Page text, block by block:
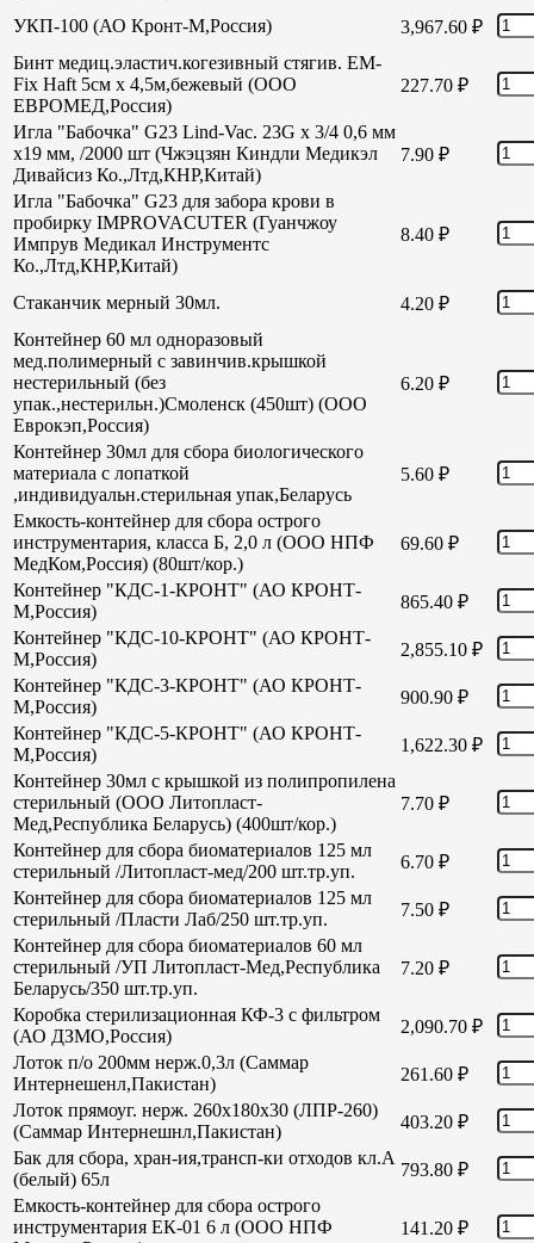
УКП-100 (АО Кронт-М,Россия) 3,967.60 ₽
Бинт медиц.эластич.когезивный стягив. EM-
Fix Haft 5см х 4,5м,бежевый (ООО
ЕВРОМЕД,Россия)
227.70 ₽
Игла "Бабочка" G23 Lind-Vac. 23G х 3/4 0,6 мм
х19 мм, /2000 шт (Чжэцзян Киндли Медикэл
Дивайсиз Ко.,Лтд,КНР,Китай)
7.90 ₽
Игла "Бабочка" G23 для забора крови в
пробирку IMPROVACUTER (Гуанчжоу
Импрув Медикал Инструментс
Ко.,Лтд,КНР,Китай)
8.40 ₽
Стаканчик мерный 30мл. 4.20 ₽
Контейнер 60 мл одноразовый
мед.полимерный с завинчив.крышкой
нестерильный (без
упак.,нестерильн.)Смоленск (450шт) (ООО
Еврокэп,Россия)
6.20 ₽
Контейнер 30мл для сбора биологического
материала с лопаткой
,индивидуальн.стерильная упак,Беларусь
5.60 ₽
Емкость-контейнер для сбора острого
инструментария, класса Б, 2,0 л (ООО НПФ
МедКом,Россия) (80шт/кор.)
69.60 ₽
Контейнер "КДС-1-КРОНТ" (АО КРОНТ-
М,Россия)
865.40 ₽
Контейнер "КДС-10-КРОНТ" (АО КРОНТ-
М,Россия)
2,855.10 ₽
Контейнер "КДС-3-КРОНТ" (АО КРОНТ-
М,Россия)
900.90 ₽
Контейнер "КДС-5-КРОНТ" (АО КРОНТ-
М,Россия)
1,622.30 ₽
Контейнер 30мл с крышкой из полипропилена
стерильный (ООО Литопласт-
Мед,Республика Беларусь) (400шт/кор.)
7.70 ₽
Контейнер для сбора биоматериалов 125 мл
стерильный /Литопласт-мед/200 шт.тр.уп.
6.70 ₽
Контейнер для сбора биоматериалов 125 мл
стерильный /Пласти Лаб/250 шт.тр.уп.
7.50 ₽
Контейнер для сбора биоматериалов 60 мл
стерильный /УП Литопласт-Мед,Республика
Беларусь/350 шт.тр.уп.
7.20 ₽
Коробка стерилизационная КФ-3 с фильтром
(АО ДЗМО,Россия)
2,090.70 ₽
Лоток п/о 200мм нерж.0,3л (Саммар
Интернешенл,Пакистан)
261.60 ₽
Лоток прямоуг. нерж. 260х180х30 (ЛПР-260)
(Саммар Интернешнл,Пакистан)
403.20 ₽
Бак для сбора, хран-ия,трансп-ки отходов кл.А
(белый) 65л
793.80 ₽
Емкость-контейнер для сбора острого
инструментария ЕК-01 6 л (ООО НПФ
141.20 ₽